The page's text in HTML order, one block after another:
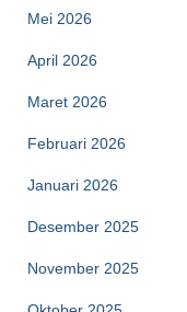
Mei 2026
April 2026
Maret 2026
Februari 2026
Januari 2026
Desember 2025
November 2025